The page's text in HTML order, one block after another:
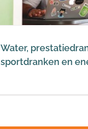
Water,
sportdranken en